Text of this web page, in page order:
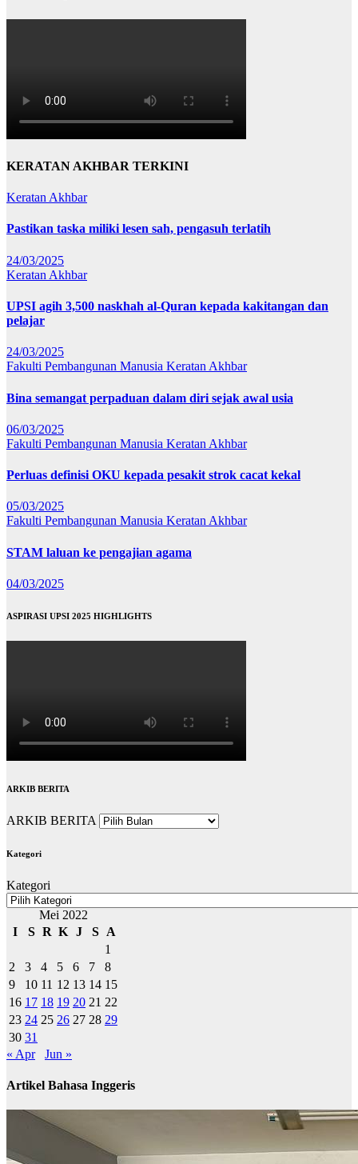
KERATAN AKHBAR TERKINI
Keratan Akhbar
Pastikan taska miliki lesen sah, pengasuh terlatih
24/03/2025
Keratan Akhbar
UPSI agih 3,500 naskhah al-Quran kepada kakitangan dan
pelajar
24/03/2025
Fakulti Pembangunan Manusia Keratan Akhbar
Bina semangat perpaduan dalam diri sejak awal usia
06/03/2025
Fakulti Pembangunan Manusia Keratan Akhbar
Perluas definisi OKU kepada pesakit strok cacat kekal
05/03/2025
Fakulti Pembangunan Manusia Keratan Akhbar
STAM laluan ke pengajian agama
04/03/2025
ASPIRASI UPSI 2025 HIGHLIGHTS
ARKIB BERITA
ARKIB BERITA
Kategori
Kategori
Mei 2022
I
S R K J S
A
1
2
3 4 5 6 7
8
9
10 11 12 13 14 15
16 17 18 19 20 21 22
23 24 25 26 27 28 29
30 31
« Apr
Jun »
Artikel Bahasa Inggeris